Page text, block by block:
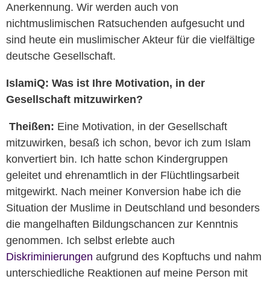
Anerkennung. Wir werden auch von
nichtmuslimischen Ratsuchenden aufgesucht und
sind heute ein muslimischer Akteur für die vielfältige
deutsche Gesellschaft.
IslamiQ: Was ist Ihre Motivation, in der
Gesellschaft mitzuwirken?
Theißen: Eine Motivation, in der Gesellschaft
mitzuwirken, besaß ich schon, bevor ich zum Islam
konvertiert bin. Ich hatte schon Kindergruppen
geleitet und ehrenamtlich in der Flüchtlingsarbeit
mitgewirkt. Nach meiner Konversion habe ich die
Situation der Muslime in Deutschland und besonders
die mangelhaften Bildungschancen zur Kenntnis
genommen. Ich selbst erlebte auch
Diskriminierungen aufgrund des Kopftuchs und nahm
unterschiedliche Reaktionen auf meine Person mit